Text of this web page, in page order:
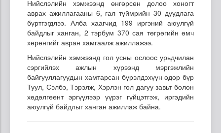
Нийслэлийн хэмжээнд өнгөрсөн долоо хоногт
аврах ажиллагааны 6, гал түймрийн 30 дуудлага
бүртгэгдлээ. Алба хаагчид 199 иргэний аюулгүй
байдлыг ханган, 2 тэрбум 370 сая төгрөгийн өмч
хөрөнгийг авран хамгаалж ажиллажээ.
Нийслэлийн хэмжээнд гол усны ослоос урьдчилан
сэргийлэх ажлын хүрээнд мэргэжлийн
байгууллагуудын хамтарсан бүрэлдэхүүн өдөр бүр
Туул, Сэлбэ, Тэрэлж, Хэрлэн гол дагуу завьт болон
хөдөлгөөнт эргүүлээр үүрэг гүйцэтгэж, иргэдийн
аюулгүй байдлыг ханган ажиллаж байна.